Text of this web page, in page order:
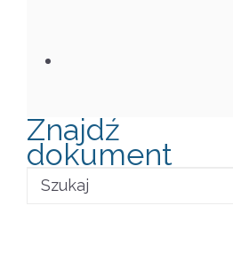
Znajdź
dokument